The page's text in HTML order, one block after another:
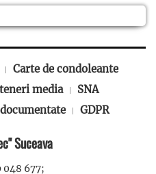
Carte de condoleante
media
SNA
GDPR
Suceava
677;